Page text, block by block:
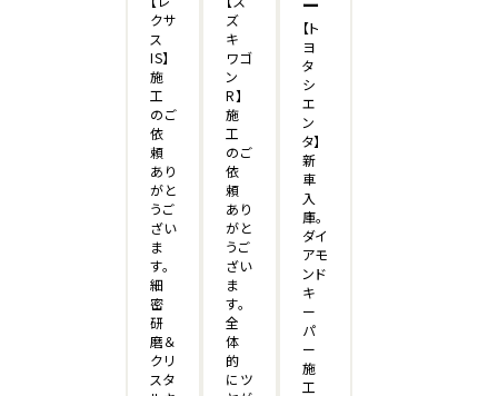
クサ
ス
IS】
施
工
のご
依
頼
あり
がと
うご
ざい
ま
す。
細
密
研
磨＆
クリ
スタ
ズ
キ
ワゴ
ン
R】
施
工
のご
依
頼
あり
がと
うご
ざい
ま
す。
全
体
的
にツ
【ト
ヨ
タ
シ
エ
ン
タ】
新
車
入
庫。
ダイ
アモ
ンド
キ
ー
パ
ー
施
工